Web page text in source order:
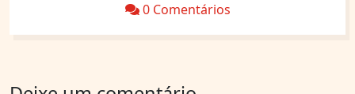
0 Comentários